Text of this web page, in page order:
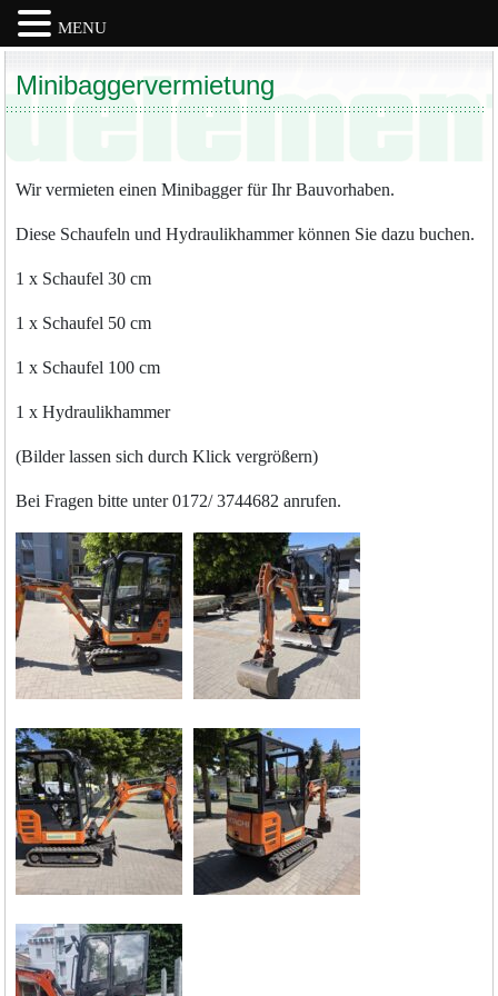
content
Minibaggervermietung
Wir vermieten einen Minibagger für Ihr Bauvorhaben.
Diese Schaufeln und Hydraulikhammer können Sie dazu buchen.
1 x Schaufel 30 cm
1 x Schaufel 50 cm
1 x Schaufel 100 cm
1 x Hydraulikhammer
(Bilder lassen sich durch Klick vergrößern)
Bei Fragen bitte unter 0172/ 3744682 anrufen.
MENU